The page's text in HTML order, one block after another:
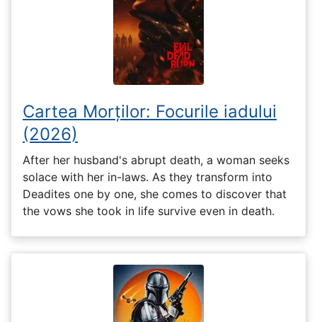
Cartea Morților: Focurile iadului
(2026)
After her husband's abrupt death, a woman seeks
solace with her in-laws. As they transform into
Deadites one by one, she comes to discover that
the vows she took in life survive even in death.